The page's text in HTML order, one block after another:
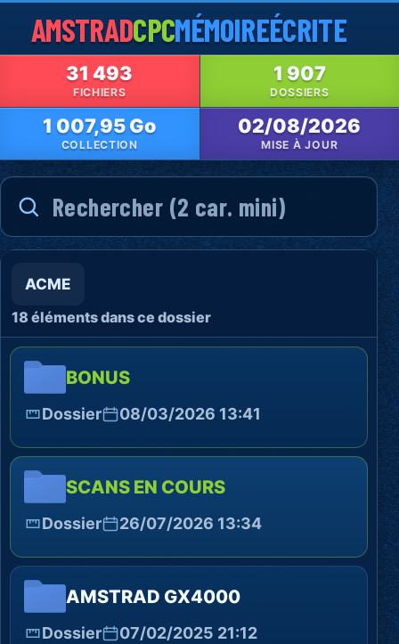
AMSTRADCPCMÉMOIREÉCRITE
31 493
FICHIERS
1 907
DOSSIERS
1 007,95 Go
COLLECTION
02/08/2026
MISE À JOUR
ACME
18 éléments dans ce dossier
BONUS
Dossier 08/03/2026 13:41
SCANS EN COURS
Dossier 26/07/2026 13:34
AMSTRAD GX4000
Dossier 07/02/2025 21:12